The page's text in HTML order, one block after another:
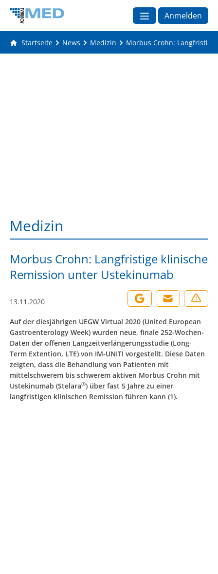
Anmelden
Startseite News Medizin Morbus Crohn:
Medizin
Morbus Crohn: Langfristige klinische
Remission unter Ustekinumab
13.11.2020
Auf der diesjährigen UEGW Virtual 2020 (United European
Gastroenterology Week) wurden neue, finale 252-Wochen-
Daten der offenen Langzeitverlängerungsstudie (Long-
Term Extention, LTE) von IM-UNITI vorgestellt. Diese Daten
zeigten, dass die Behandlung von Patienten mit
mittelschwerem bis schwerem aktiven Morbus Crohn mit
Ustekinumab (Stelara®) über fast 5 Jahre zu einer
langfristigen klinischen Remission führen kann (1).